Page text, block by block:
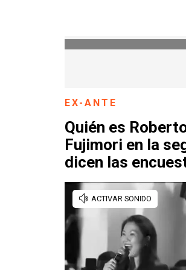
EX-ANTE
Quién es
Fujimori en la
dicen las